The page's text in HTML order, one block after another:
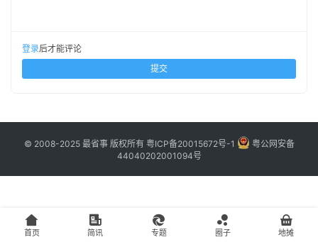
摊
端
稿
登录后才能评论
提交
© 2008-2025 最省事 版权所有 粤ICP备20015672号-1
粤公网安备
44040202001094号
首页 简讯 专题 圈子 地摊